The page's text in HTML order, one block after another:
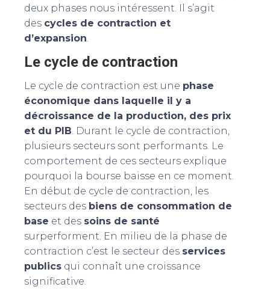
deux phases nous intéressent. Il s’agit
des cycles de contraction et
d’expansion.
Le cycle de contraction
Le cycle de contraction est une phase
économique dans laquelle il y a
décroissance de la production, des prix
et du PIB. Durant le cycle de contraction,
plusieurs secteurs sont performants. Le
comportement de ces secteurs explique
pourquoi la bourse baisse en ce moment.
En début de cycle de contraction, les
secteurs des biens de consommation de
base et des soins de santé
surperforment. En milieu de la phase de
contraction c’est le secteur des services
publics qui connaît une croissance
significative.